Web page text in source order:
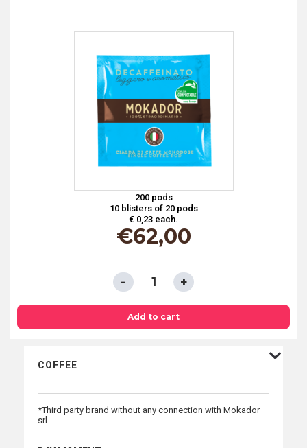
-
CREMA
quantity
200 pods
10 blisters of 20 pods
€ 0,23 each.
€62,00
Add to cart
ESE
PAPER
FILTER
COFFEE
*Third party brand without any connection with Mokador
srl